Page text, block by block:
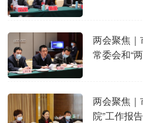
两会聚焦
常委会和“
两会聚焦｜
院”工作报告